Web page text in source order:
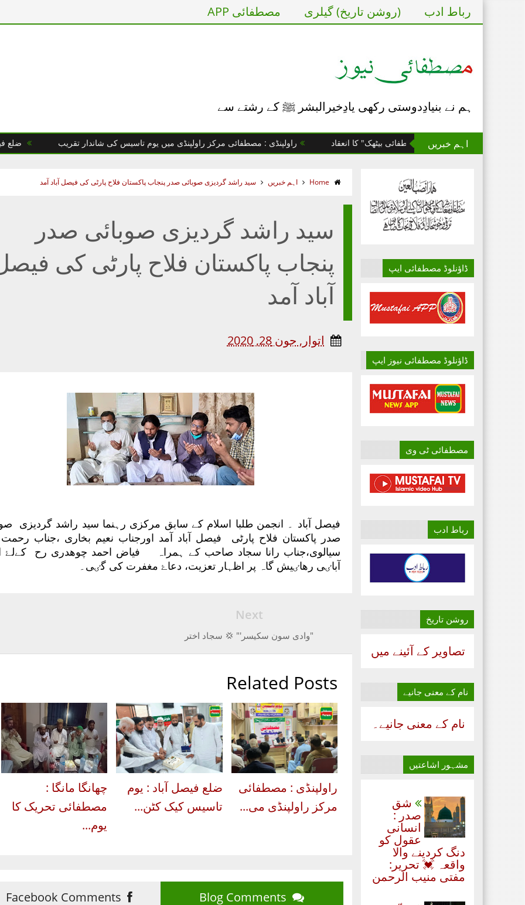
رباط ادب (روشن تاریخ) گیلری مصطفائی APP
ہم نے بنیادِدوستی رکھی یادِخیرالبشر ﷺ کے رشتے سے
اہم خبریں
کے یومِ تاسیس پر "مصطفائی بیٹھک" کا انعقاد راولپنڈی : مصطفائی مرکز راولپنڈی میں یوم تاسیس کی شاندار تقریب ضلع فیصل
ڈاؤنلوڈ مصطفائی ایپ
ڈاؤنلوڈ مصطفائی نیوز ایپ
مصطفائی ٹی وی
رباط ادب
روشن تاریخ
تصاویر کے آئینے میں
نام‌ کے معنی جانیے
نام‌ کے معنی جانیے۔
مشہور اشاعتیں
شق
صدر :
انسانی
عقول کو
دنگ کردینے والا
واقعہ 💓 تحریر:
مفتی منیب الرحمن
Home اہم خبریں سید راشد گردیزی صوبائی صدر پنجاب پاکستان فلاح پارٹی کی فیصل آباد آمد
سید راشد گردیزی صوبائی صدر
پنجاب پاکستان فلاح پارٹی کی
آباد آمد
اتوار, جون 28, 2020
فیصل آباد ۔ انجمن طلبا اسلام کے سابق مرکزی رہنما سید راشد گردیزی
صدر پاکستان فلاح پارٹی فیصل آباد آمد اورجناب نعیم بخاری ،جناب رحمت
سیالوی،جناب رانا سجاد صاحب کے ہمراہ فیاض احمد چوھدری رح کےلۓ
آباٸی رھاٸیش گاہ پر اظہار تعزیت، دعاۓ مغفرت کی گٸی۔
Next
"وادی سون سکیسر'" 💢 سجاد اختر
Related Posts
راولپنڈی : مصطفائی
مرکز راولپنڈی می...
ضلع فیصل آباد : یوم
تاسیس کیک کٹن...
چھانگا مانگا :
مصطفائی تحریک کا
یوم...